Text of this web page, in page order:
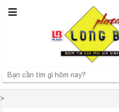
>